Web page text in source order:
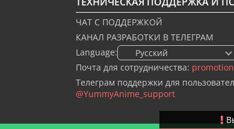
ЧАТ С ПОДДЕРЖКОЙ
КАНАЛ РАЗРАБОТКИ В ТЕЛЕГРАМ
Language:
🇷🇺 Русский
Почта для сотрудничества:
Телеграм поддержки для
@YummyAnime_support